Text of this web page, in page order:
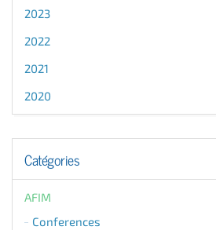
2023
2022
2021
2020
Catégories
AFIM
Conferences